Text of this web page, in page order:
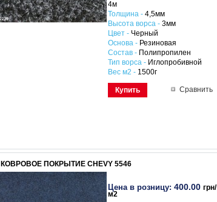
4м
Толщина - 4,5мм
Высота ворса - 3мм
Цвет - Черный
Основа - Резиновая
Состав - Полипропилен
Тип ворса - Иглопробивной
Вес м2 - 1500г
Купить Сравнить
КОВРОВОЕ ПОКРЫТИЕ CHEVY 5546
Цена в розницу: 400.00 грн/
м2